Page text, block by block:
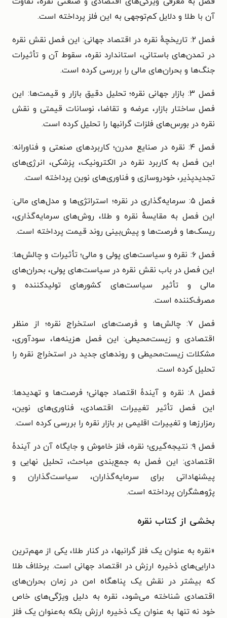
آن با طلا و دلایل کم‌توجهی به این فلز پرداخته است.
فصل ۲: تاریخچهٔ نقره در اقتصاد جهانی: این فصل نقش نقره
در تمدن‌های باستانی، استاندارد نقره، سقوط آن و تأثیرات
جنگ‌ها و بحران‌های مالی را بررسی کرده است.
فصل ۳: بازار جهانی نقره؛ تحلیل دقیق بازار و قیمت‌ها: این
فصل ساختار بازار، عرضه و تقاضا، نوسانات قیمتی و نقش
نقره در بورس‌های فلزات گرانبها را تحلیل کرده است.
فصل ۴: نقره در صنایع مدرن؛ کاربردهای صنعتی و فناورانه:
این فصل به کاربرد نقره در الکترونیک، پزشکی، انرژی‌های
تجدیدپذیر، خودروسازی و فناوری‌های نوین پرداخته است.
فصل ۵: سرمایه‌گذاری در نقره؛ استراتژی‌ها و مدل‌های مالی:
این فصل به مقایسهٔ نقره و طلا، روش‌های سرمایه‌گذاری،
ریسک‌ها و فرصت‌ها و پیش‌بینی روند قیمت پرداخته است.
فصل ۶: نقره و سیاست‌های پولی و مالی؛ تأثیرات و چالش‌ها:
این فصل در باب نقش نقره در سیاست‌های پولی، بحران‌های
مالی و تأثیر سیاست‌های کشورهای تولیدکننده و
مصرف‌کننده است.
فصل ۷: چالش‌ها و فرصت‌های استخراج نقره؛ از منظر
اقتصادی و زیست‌محیطی: این فصل هزینه‌ها، سودآوری،
مشکلات زیست‌محیطی و روندهای جدید در استخراج نقره را
تحلیل کرده است.
فصل ۸: نقره و آیندهٔ اقتصاد جهانی؛ فرصت‌ها و تهدیدها:
این فصل تأثیر تغییرات اقتصادی، فناوری‌های نوین،
رمزارزها و تغییرات اقلیمی بر بازار نقره را بررسی کرده است.
فصل ۹: نتیجه‌گیری؛ نقره، فلز خاموش و جایگاه آن در آیندهٔ
اقتصادی: این فصل به جمع‌بندی مباحث، تحلیل نهایی و
پیشنهاداتی برای سرمایه‌گذاران، سیاست‌گذاران و
پژوهشگران پرداخته است.
بخشی از کتاب نقره
«نقره به عنوان یک فلز گرانبها، در کنار طلا، یکی از مهم‌ترین
دارایی‌های ذخیره ارزش در اقتصاد جهانی است. برخلاف طلا
که بیشتر در نقش یک پناهگاه امن در زمان بحران‌های
اقتصادی شناخته می‌شود، نقره به دلیل ویژگی‌های خاص
خود نه تنها به عنوان یک ذخیره ارزش بلکه به‌عنوان یک فلز